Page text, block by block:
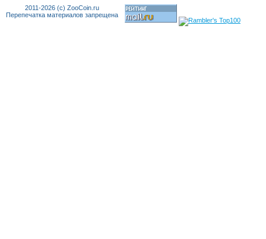
2011-2026 (c) ZooCoin.ru
Перепечатка материалов запрещена